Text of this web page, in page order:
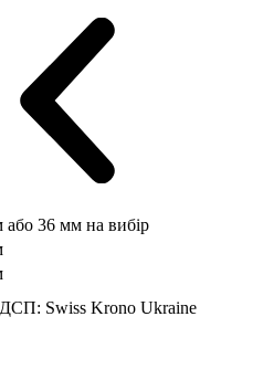
36 мм на вибір
Swiss Krono Ukraine